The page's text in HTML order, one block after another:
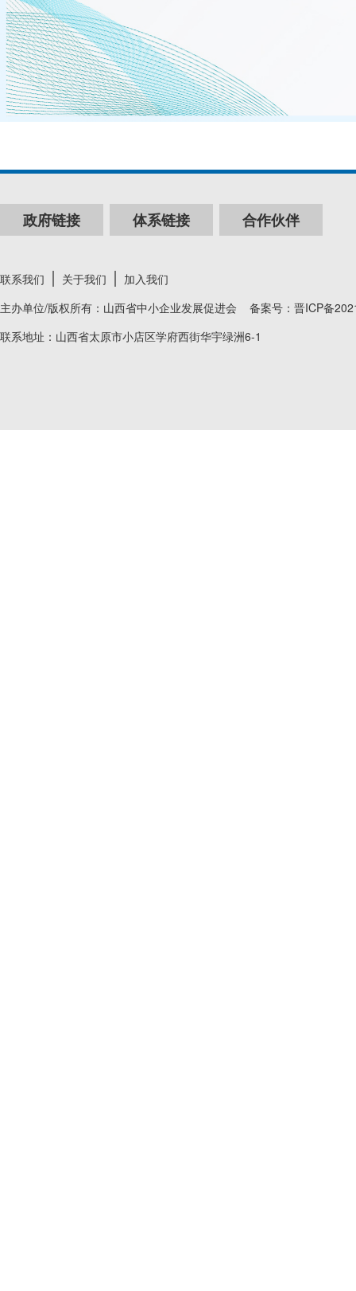
政府链接 体系链接 合作伙伴
联系我们 关于我们
加入我们
主办单位/版权所有：山西省中小企业发展促进会 备案号： 晋ICP备
联系地址：山西省太原市小店区学府西街华宇绿洲6-1